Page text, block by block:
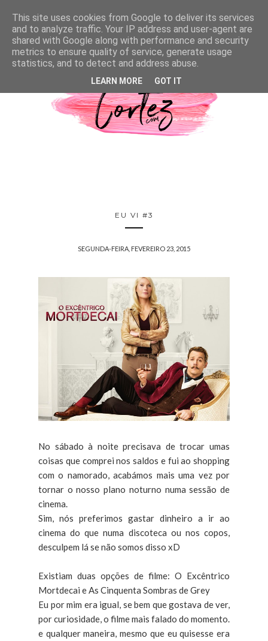
EU VI #3
SEGUNDA-FEIRA, FEVEREIRO 23, 2015
No sábado à noite precisava de trocar umas
coisas que comprei nos saldos e fui ao shopping
com o namorado, acabámos mais uma vez por
tornar o nosso plano noturno numa sessão de
cinema.
Sim, nós preferimos gastar dinheiro a ir ao
cinema do que numa discoteca ou nos copos,
desculpem lá se não somos disso xD
Existiam duas opções de filme: O Excêntrico
Mortdecai e As Cinquenta Sombras de Grey
Eu por mim era igual, se bem que gostava de ver,
por curiosidade, o filme mais falado do momento.
e qualquer maneira, mesmo que eu quisesse era
This site uses cookies from Google to deliver its services
and to analyze traffic. Your IP address and user-agent are
shared with Google along with performance and security
metrics to ensure quality of service, generate usage
statistics, and to detect and address abuse.
LEARN MORE GOT IT